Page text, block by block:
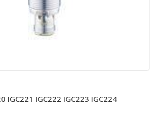
IGC221 IGC222 IGC223 IGC224